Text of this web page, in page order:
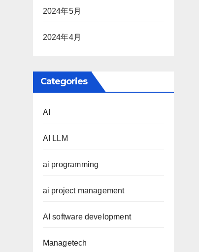
2024年5月
2024年4月
Categories
AI
AI LLM
ai programming
ai project management
AI software development
Managetech